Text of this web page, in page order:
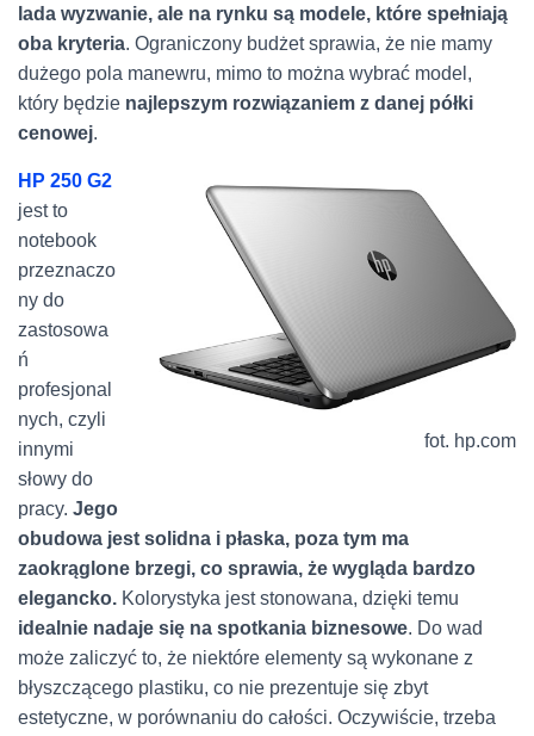
Ę
lada wyzwanie, ale na rynku są modele, które spełniają
oba kryteria. Ograniczony budżet sprawia, że nie mamy
dużego pola manewru, mimo to można wybrać model,
który będzie najlepszym rozwiązaniem z danej półki
cenowej.
fot. hp.com
HP 250 G2
jest to
notebook
przeznaczo
ny do
zastosowa
ń
profesjonal
nych, czyli
innymi
słowy do
pracy. Jego
obudowa jest solidna i płaska, poza tym ma
zaokrąglone brzegi, co sprawia, że wygląda bardzo
elegancko. Kolorystyka jest stonowana, dzięki temu
idealnie nadaje się na spotkania biznesowe. Do wad
może zaliczyć to, że niektóre elementy są wykonane z
błyszczącego plastiku, co nie prezentuje się zbyt
estetyczne, w porównaniu do całości. Oczywiście, trzeba